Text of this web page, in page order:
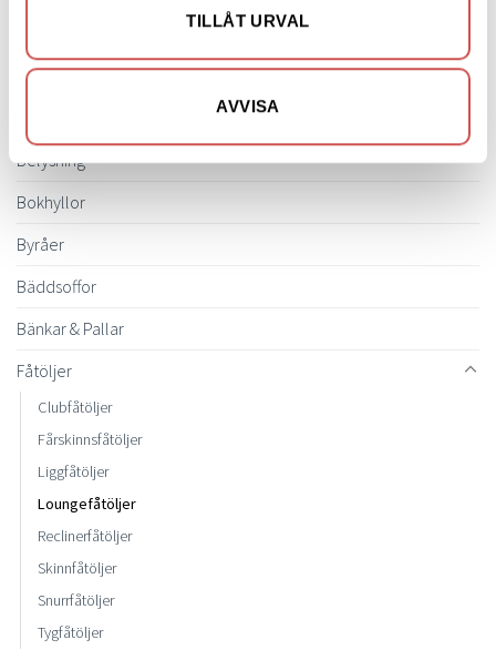
TILLÅT URVAL
AVVISA
olika
på
Barbord
Belysning
Bokhyllor
Byråer
Bäddsoffor
Bänkar & Pallar
Fåtöljer
Clubfåtöljer
Fårskinnsfåtöljer
Liggfåtöljer
Loungefåtöljer
Reclinerfåtöljer
Skinnfåtöljer
Snurrfåtöljer
Tygfåtöljer